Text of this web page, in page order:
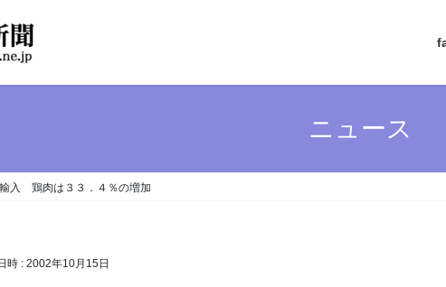
ニュース
輸入 鶏肉は３３．４％の増加
時 : 2002年10月15日